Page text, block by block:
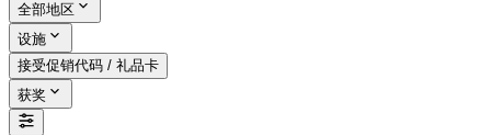
全部地区
设施
接受促销代码 / 礼品卡
获奖